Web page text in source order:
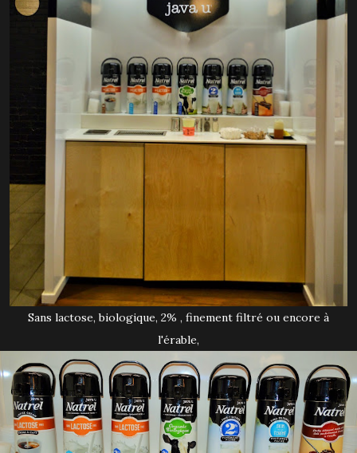
Sans lactose, biologique, 2% , finement filtré ou encore à
l'érable,